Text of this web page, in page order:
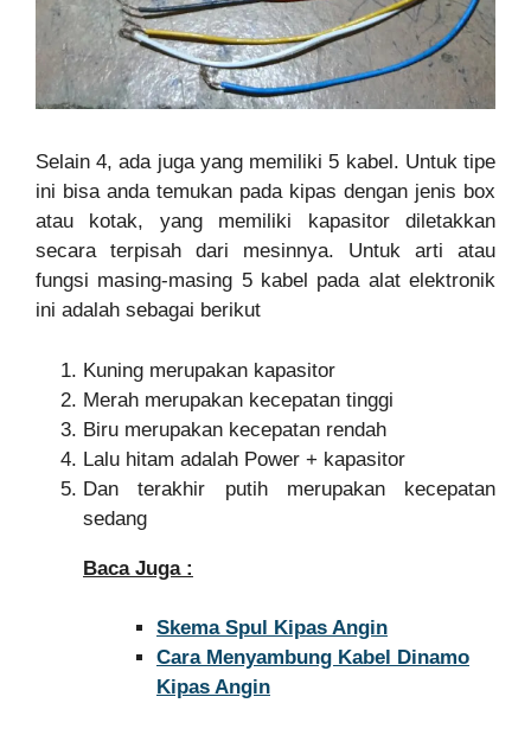
Selain 4, ada juga yang memiliki 5 kabel. Untuk tipe
ini bisa anda temukan pada kipas dengan jenis box
atau kotak, yang memiliki kapasitor diletakkan
secara terpisah dari mesinnya. Untuk arti atau
fungsi masing-masing 5 kabel pada alat elektronik
ini adalah sebagai berikut
Kuning merupakan kapasitor
Merah merupakan kecepatan tinggi
Biru merupakan kecepatan rendah
Lalu hitam adalah Power + kapasitor
Dan terakhir putih merupakan kecepatan
sedang
Baca Juga :
Skema Spul Kipas Angin
Cara Menyambung Kabel Dinamo
Kipas Angin